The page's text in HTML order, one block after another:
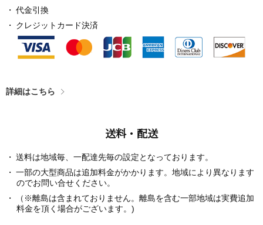
代金引換
クレジットカード決済
詳細はこちら
送料・配送
送料は地域毎、一配達先毎の設定となっております。
一部の大型商品は追加料金がかかります。地域により異なります
のでお問い合せください。
（※離島は含まれておりません。離島を含む一部地域は実費追加
料金を頂く場合がございます。)